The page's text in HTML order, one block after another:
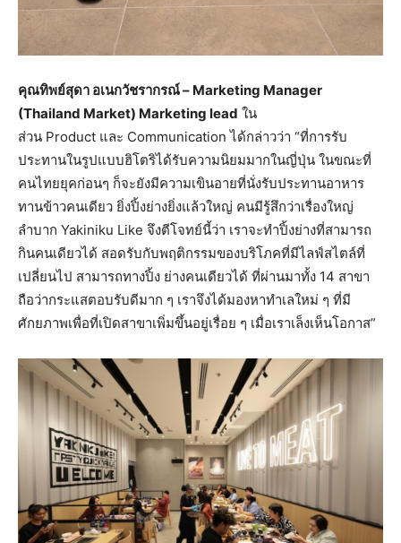
คุณทิพย์สุดา อเนกวัชรากรณ์– Marketing Manager
(Thailand Market) Marketing lead ใน
ส่วน Product และ Communication ได้กล่าวว่า “ที่การรับ
ประทานในรูปแบบฮิโตริได้รับความนิยมมากในญี่ปุ่น ในขณะที่
คนไทยยุคก่อนๆ ก็จะยังมีความเขินอายที่นั่งรับประทานอาหาร
ทานข้าวคนเดียว ยิ่งปิ้งย่างยิ่งแล้วใหญ่ คนมีรู้สึกว่าเรื่องใหญ่
ลำบาก Yakiniku Like จึงตีโจทย์นี้ว่า เราจะทำปิ้งย่างที่สามารถ
กินคนเดียวได้ สอดรับกับพฤติกรรมของบริโภคที่มีไลฟ์สไตล์ที่
เปลี่ยนไป สามารถทางปิ้ง ย่างคนเดียวได้ ที่ผ่านมาทั้ง 14 สาขา
ถือว่ากระแสตอบรับดีมาก ๆ เราจึงได้มองหาทำเลใหม่ ๆ ที่มี
ศักยภาพเพื่อที่เปิดสาขาเพิ่มขึ้นอยู่เรื่อย ๆ เมื่อเราเล็งเห็นโอกาส”